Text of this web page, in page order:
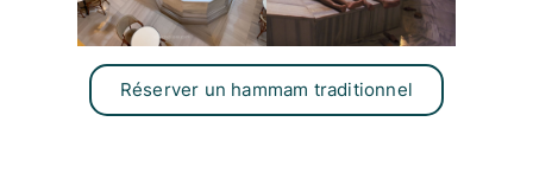
Réserver un hammam traditionnel